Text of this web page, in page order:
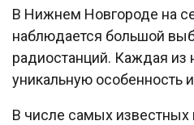
В Нижнем Новгороде на
наблюдается большой
радиостанций. Каждая из
уникальную особенность
В числе самых известных